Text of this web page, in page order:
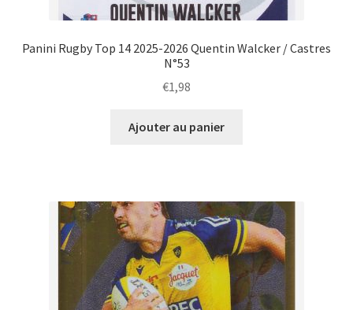
Panini Rugby Top 14 2025-2026 Quentin Walcker / Castres
N°53
€1,98
Ajouter au panier